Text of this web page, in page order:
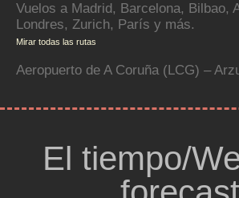
Vuelos a Madrid, Barcelona, Bilbao,
Londres, Zurich, París y más.
Mirar todas las rutas
Aeropuerto de A Coruña (LCG) –
El tiempo/